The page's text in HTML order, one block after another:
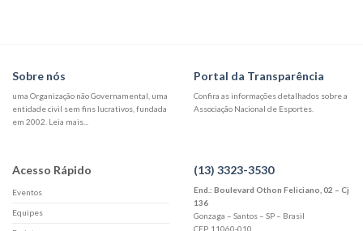
Sobre nós
uma Organização não Governamental, uma
entidade civil sem fins lucrativos, fundada
em 2002. Leia mais...
Portal da Transparência
Confira as informações detalhados sobre a
Associação Nacional de Esportes.
Acesso Rápido
Eventos
Equipes
(13) 3323-3530
End.: Boulevard Othon Feliciano, 02 – Cj
136
Gonzaga – Santos – SP – Brasil
CEP. 11060-010